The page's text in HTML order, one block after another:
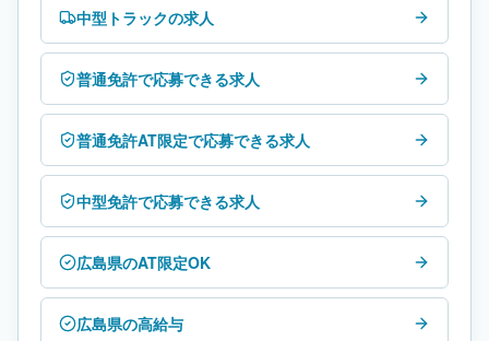
中型トラックの求人
普通免許で応募できる求人
普通免許AT限定で応募できる求人
中型免許で応募できる求人
広島県のAT限定OK
広島県の高給与